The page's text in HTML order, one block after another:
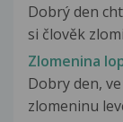
Dobrý den
si člověk
Zlomenina
Dobry den,
zlomeninu